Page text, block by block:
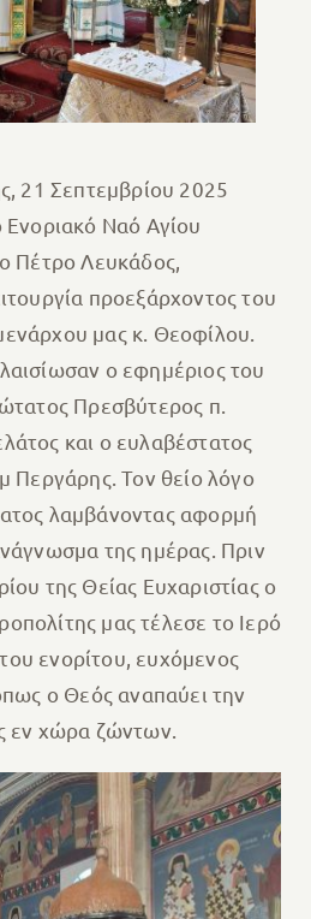
21 Σεπτεμβρίου 2025
Ενοριακό Ναό Αγίου
Πέτρο Λευκάδος,
προεξάρχοντος του
μας κ. Θεοφίλου.
ο εφημέριος του
Πρεσβύτερος π.
και ο ευλαβέστατος
Περγάρης. Τον θείο λόγο
λαμβάνοντας αφορμή
της ημέρας. Πριν
της Θείας Ευχαριστίας ο
μας τέλεσε το Ιερό
ενορίτου, ευχόμενος
ο Θεός αναπαύει την
εν χώρα ζώντων.